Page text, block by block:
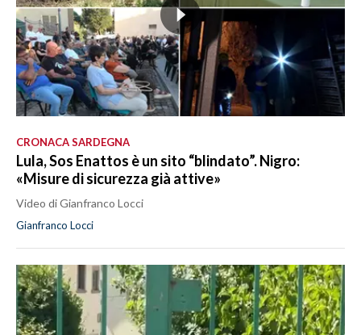
CRONACA SARDEGNA
Lula, Sos Enattos è un sito “blindato”. Nigro:
«Misure di sicurezza già attive»
Video di Gianfranco Locci
Gianfranco Locci